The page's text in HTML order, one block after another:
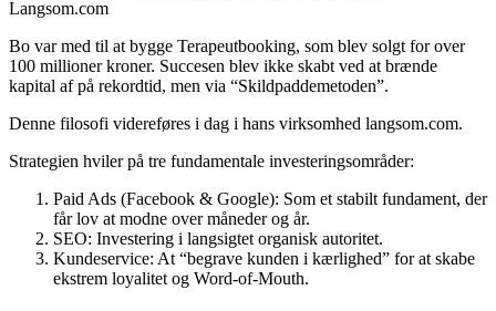
Langsom.com
Bo var med til at bygge Terapeutbooking, som blev solgt for over
100 millioner kroner. Succesen blev ikke skabt ved at brænde
kapital af på rekordtid, men via “Skildpaddemetoden”.
Denne filosofi videreføres i dag i hans virksomhed langsom.com.
Strategien hviler på tre fundamentale investeringsområder:
Paid Ads (Facebook & Google): Som et stabilt fundament, der
får lov at modne over måneder og år.
SEO: Investering i langsigtet organisk autoritet.
Kundeservice: At “begrave kunden i kærlighed” for at skabe
ekstrem loyalitet og Word-of-Mouth.